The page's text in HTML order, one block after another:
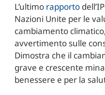
L’ultimo rapporto
Nazioni Unite per le
cambiamento
avvertimento sulle
Dimostra che il
grave e crescente
benessere e per la